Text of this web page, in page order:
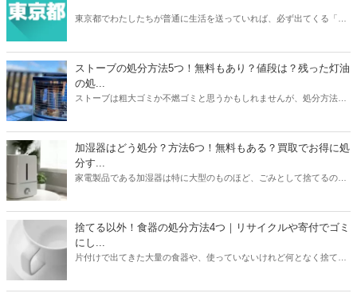
東京都でわたしたちが普通に生活を送っていれば、必ず出てくる「不
を選ぶことで、不用品を便利でお得に処分をすることができますよ。
ストーブの処分方法5つ！無料もあり？値段は？残った灯油
の処...
ストーブは粗大ゴミか不燃ゴミと思うかもしれませんが、処分方法は
ます。また灯油の残りの処分方法も解説。ストーブと同時に処分して
おくと忘れずにすみますよ。本記事を読んであなたの家のストーブの
メーカーや状態に合わせた最もお得な処分方法を見つけましょう。
加湿器はどう処分？方法6つ！無料もある？買取でお得に処
分す...
家電製品である加湿器は特に大型のものほど、ごみとして捨てるのは
のか？ヤマダ電機などの家電量販店で引き取りはあるのか？なども解
説しています。お持ちの加湿器のメーカーや状態に合わせて、最もお
得に加湿器を処分する方法を見つけましょう。
捨てる以外！食器の処分方法4つ｜リサイクルや寄付でゴミ
にし...
片付けで出てきた大量の食器や、使っていないけれど何となく捨てに